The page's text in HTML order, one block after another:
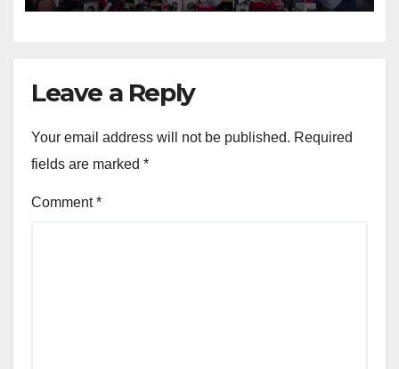
Leave a Reply
Your email address will not be published. Required
fields are marked *
Comment*